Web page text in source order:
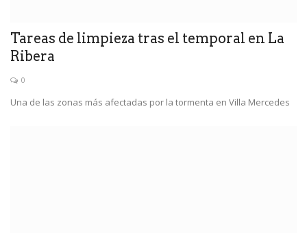
Tareas de limpieza tras el temporal en La
Ribera
0
Una de las zonas más afectadas por la tormenta en Villa Mercedes